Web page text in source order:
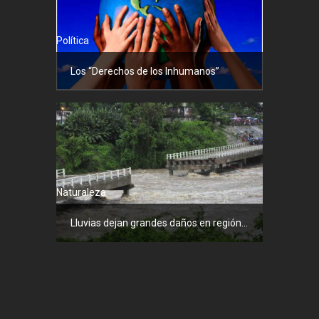
Política
Los “Derechos de los Inhumanos”
Naturaleza
Lluvias dejan grandes daños en región...